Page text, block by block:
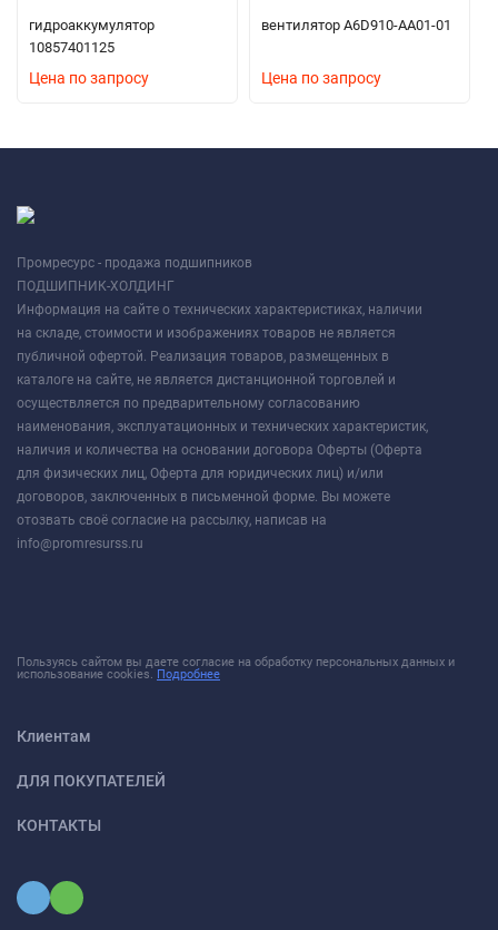
гидроаккумулятор
10857401125
Цена по запросу
вентилятор A6D910-AA01-01
Цена по запросу
Промресурс - продажа подшипников
ПОДШИПНИК-ХОЛДИНГ
Информация на сайте о технических характеристиках, наличии
на складе, стоимости и изображениях товаров не является
публичной офертой. Реализация товаров, размещенных в
каталоге на сайте, не является дистанционной торговлей и
осуществляется по предварительному согласованию
наименования, эксплуатационных и технических характеристик,
наличия и количества на основании договора Оферты (Оферта
для физических лиц, Оферта для юридических лиц) и/или
договоров, заключенных в письменной форме. Вы можете
отозвать своё согласие на рассылку, написав на
info@promresurss.ru
Пользуясь сайтом вы даете согласие на обработку персональных данных и
использование cookies. Подробнее
Клиентам
ДЛЯ ПОКУПАТЕЛЕЙ
КОНТАКТЫ